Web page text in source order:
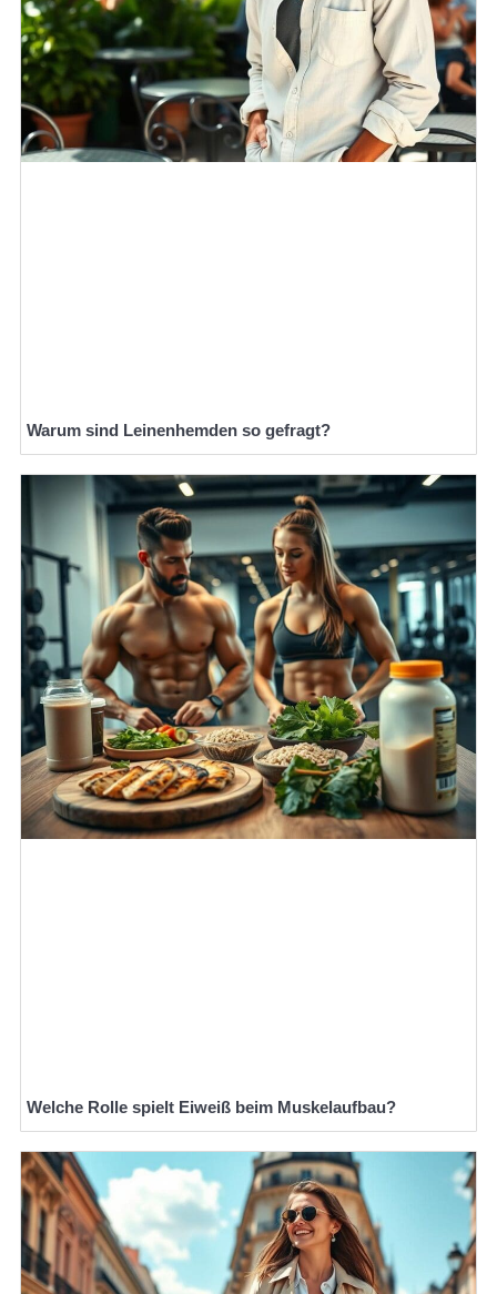
Warum sind Leinenhemden so gefragt?
Welche Rolle spielt Eiweiß beim Muskelaufbau?